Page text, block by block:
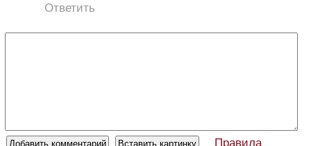
Ответить
Правила